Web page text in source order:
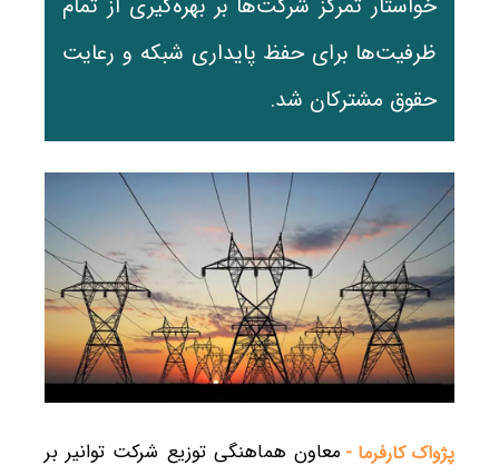
ظرفیت‌ها برای حفظ پایداری شبکه و رعایت
حقوق مشترکان شد.
پژواک کارفرما - معاون هماهنگی توزیع شرکت توانیر بر